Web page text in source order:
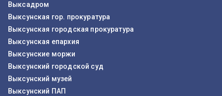
Выксадром
Выксунская гор. прокуратура
Выксунская городская прокуратура
Выксунская епархия
Выксунские моржи
Выксунский городской суд
Выксунский музей
Выксунский ПАП